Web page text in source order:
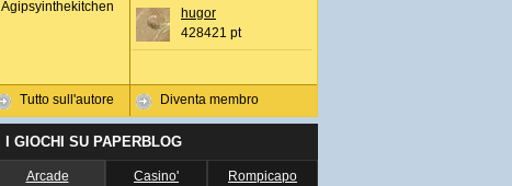
Agipsyinthekitchen
Tutto sull'autore
hugor
428421 pt
Diventa membro
I GIOCHI SU PAPERBLOG
Arcade Casino' Rompicapo